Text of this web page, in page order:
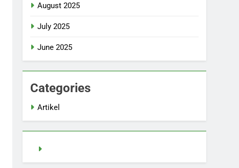
August 2025
July 2025
June 2025
Categories
Artikel